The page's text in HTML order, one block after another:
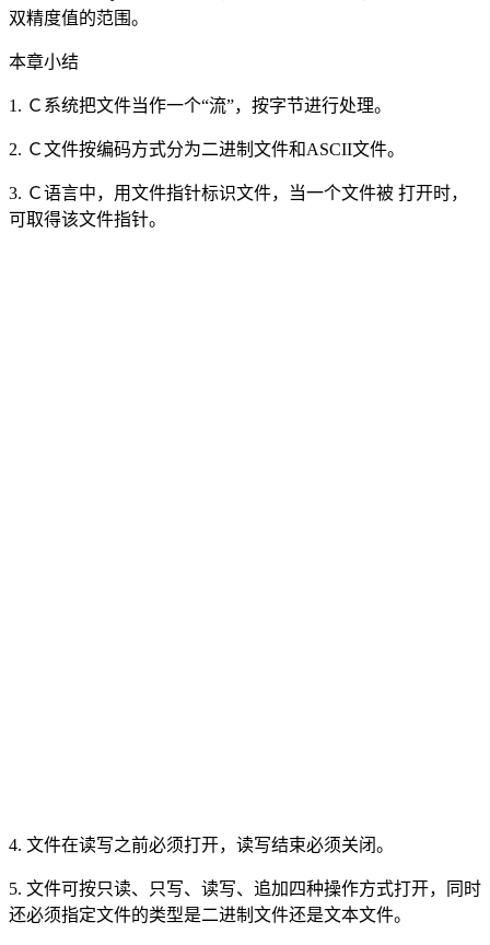
双精度值的范围。
本章小结
1. Ｃ系统把文件当作一个“流”，按字节进行处理。
2. Ｃ文件按编码方式分为二进制文件和ASCII文件。
3. Ｃ语言中，用文件指针标识文件，当一个文件被 打开时，
可取得该文件指针。
4. 文件在读写之前必须打开，读写结束必须关闭。
5. 文件可按只读、只写、读写、追加四种操作方式打开，同时
还必须指定文件的类型是二进制文件还是文本文件。